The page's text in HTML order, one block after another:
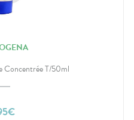
Concentrée T/50ml
€